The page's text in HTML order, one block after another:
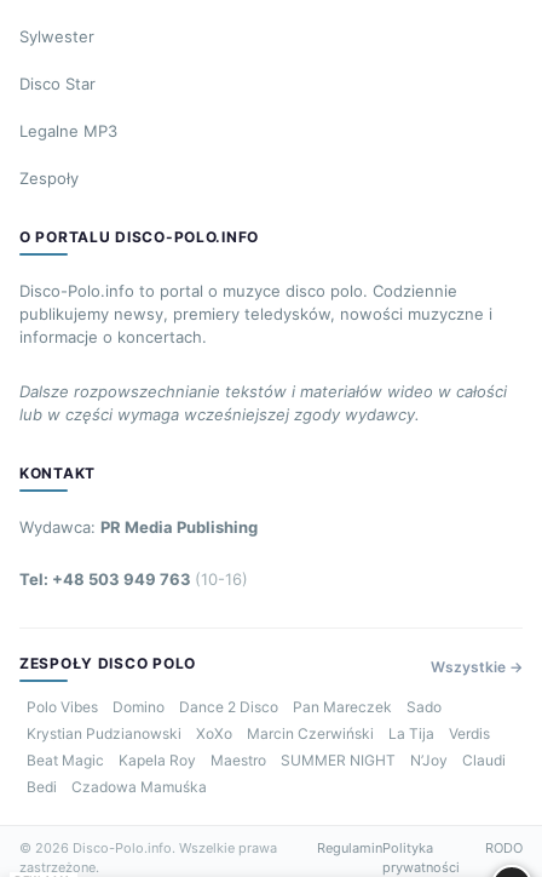
Sylwester
Disco Star
Legalne MP3
Zespoły
O PORTALU DISCO-POLO.INFO
Disco-Polo.info to portal o muzyce disco polo. Codziennie
publikujemy newsy, premiery teledysków, nowości muzyczne i
informacje o koncertach.
Dalsze rozpowszechnianie tekstów i materiałów wideo w całości
lub w części wymaga wcześniejszej zgody wydawcy.
KONTAKT
Wydawca: PR Media Publishing
Tel: +48 503 949 763 (10-16)
ZESPOŁY DISCO POLO Wszystkie →
Polo Vibes Domino Dance 2 Disco Pan Mareczek
Sado
Krystian Pudzianowski
XoXo Marcin Czerwiński La Tija
Verdis
Beat Magic
Kapela Roy Maestro SUMMER NIGHT N’Joy
Claudi
Bedi
Czadowa Mamuśka
© 2026 Disco-Polo.info. Wszelkie prawa
zastrzeżone.
RegulaminPolityka
prywatności
RODO